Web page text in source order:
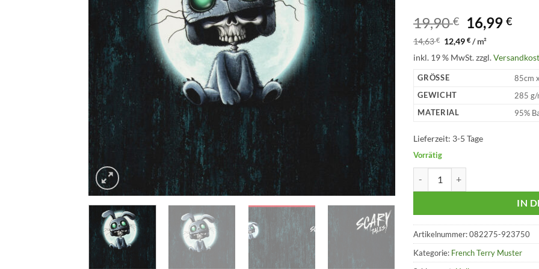
19,90€
Preis
war:
19,90 €
16,99€
ist:
14,63€ 12,49€ /m²
inkl. 19 % MwSt.zzgl.
GRÖSSE
85cm
GEWICHT
285 g/
MATERIAL
95%
Lieferzeit: 3-5 Tage
Vorrätig
IN
Artikelnummer:082275-923750
Kategorie: French Terry Muster